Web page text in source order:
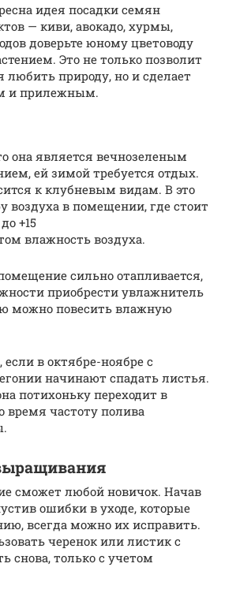
идея посадки семян
— киви, авокадо, хурмы,
доверьте юному цветоводу
Это не только позволит
любить природу, но и сделает
и прилежным.
она является вечнозеленым
ей зимой требуется отдых.
к клубневым видам. В это
воздуха в помещении, где стоит
+15
влажность воздуха.
сильно отапливается,
приобрести увлажнитель
можно повесить влажную
если в октябре-ноябре с
начинают спадать листья.
потихоньку переходит в
время частоту полива
сможет любой новичок. Начав
ошибки в уходе, которые
всегда можно их исправить.
черенок или листик с
снова, только с учетом